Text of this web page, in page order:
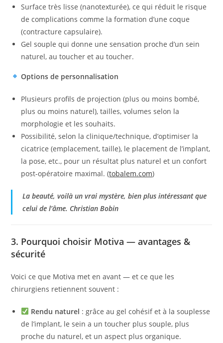
Surface très lisse (nanotexturée), ce qui réduit le risque
de complications comme la formation d’une coque
(contracture capsulaire).
Gel souple qui donne une sensation proche d’un sein
naturel, au toucher et au toucher.
Options de personnalisation
Plusieurs profils de projection (plus ou moins bombé,
plus ou moins naturel), tailles, volumes selon la
morphologie et les souhaits.
Possibilité, selon la clinique/technique, d’optimiser la
cicatrice (emplacement, taille), le placement de l’implant,
la pose, etc., pour un résultat plus naturel et un confort
post-opératoire maximal. (tobalem.com)
La beauté, voilà un vrai mystère, bien plus intéressant que
celui de l’âme. Christian Bobin
3. Pourquoi choisir Motiva — avantages &
sécurité
Voici ce que Motiva met en avant — et ce que les
chirurgiens retiennent souvent :
Rendu naturel : grâce au gel cohésif et à la souplesse
de l’implant, le sein a un toucher plus souple, plus
proche du naturel, et un aspect plus organique.